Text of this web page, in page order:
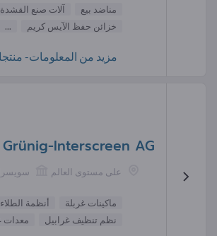
مناضد بيع
آلات صنع القشدة
خزائن حفظ الآيس كريم
...
مزيد من المعلومات-
Grünig-Interscreen AG
على مستوى العالم
ماكينات غربلة
أنظمة الطلاء
نظم تنظيف غرابيل
معدات